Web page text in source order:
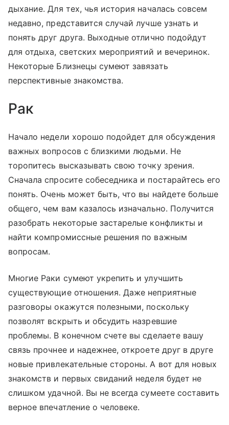
дыхание. Для тех, чья история началась совсем
недавно, представится случай лучше узнать и
понять друг друга. Выходные отлично подойдут
для отдыха, светских мероприятий и вечеринок.
Некоторые Близнецы сумеют завязать
перспективные знакомства.
Рак
Начало недели хорошо подойдет для обсуждения
важных вопросов с близкими людьми. Не
торопитесь высказывать свою точку зрения.
Сначала спросите собеседника и постарайтесь его
понять. Очень может быть, что вы найдете больше
общего, чем вам казалось изначально. Получится
разобрать некоторые застарелые конфликты и
найти компромиссные решения по важным
вопросам.
Многие Раки сумеют укрепить и улучшить
существующие отношения. Даже неприятные
разговоры окажутся полезными, поскольку
позволят вскрыть и обсудить назревшие
проблемы. В конечном счете вы сделаете вашу
связь прочнее и надежнее, откроете друг в друге
новые привлекательные стороны. А вот для новых
знакомств и первых свиданий неделя будет не
слишком удачной. Вы не всегда сумеете составить
верное впечатление о человеке.